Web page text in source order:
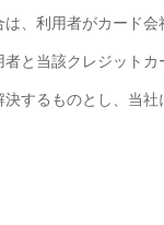
、利用者がカード
と当該クレジットカ
するものとし、当